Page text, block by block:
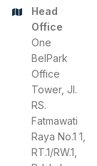
Head
Office
One
BelPark
Office
Tower, Jl.
RS.
Fatmawati
Raya No.1 1,
RT.1/RW.1,